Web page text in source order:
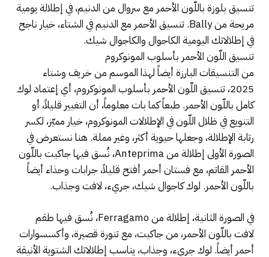
تنسيق بلوزة باللّون الأحمر مع سروال من الدنيم، في إطلالة يومية
مريحة من Bally. تنسيق الأحمر مع الدنيم في الشتاء، خيار ناجح
في إطلالاتك اليومية الكاجوال والكاجوال شيك.
تنسيق اللّون الأحمر بأسلوب المونوكروم
من التنسيقات البارزة أيضاً لهذا الموسم من خريف وشتاء
2025، تنسيق اللّون الأحمر بأسلوب المونوكروم، أي إعتماد لوك
كامل باللّون الأحمر. طبعاً كما بات معلوماً، أن التغيير قليلاً، أو
التنويع في ظلال اللّون في الإطلالات المونوكروم، خيار مميّز، لكسر
رتابة الإطلالة، وجعلها حيوية أكثر، وغير مملة. هنا نستعرض في
الصورة الأولى إطلالة من Anteprima، نُسق فيها جاكيت باللّون
الأحمر القاتم، مع فستان أحمر أفتح قليلاً، جرابات وحذاء أيضاً
باللّون الأحمر. لوك كاجوال شيك، جريء، لافت وجذاب.
في الصورة الثانية، إطلالة من Ferragamo، نُسق فيها طقم
لافت باللّون الأحمر، من جاكيت، مع تنورة قصيرة، وأكسسوارات
أحمر أيضاً. لوك جريء، وجذاب، يناسب إطلالاتك الشتوية الأنيقة